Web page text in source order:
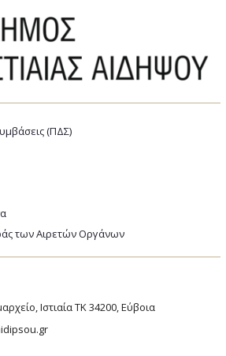
(ΠΔΣ)
των Αιρετών Οργάνων
Ιστιαία ΤΚ 34200, Εύβοια